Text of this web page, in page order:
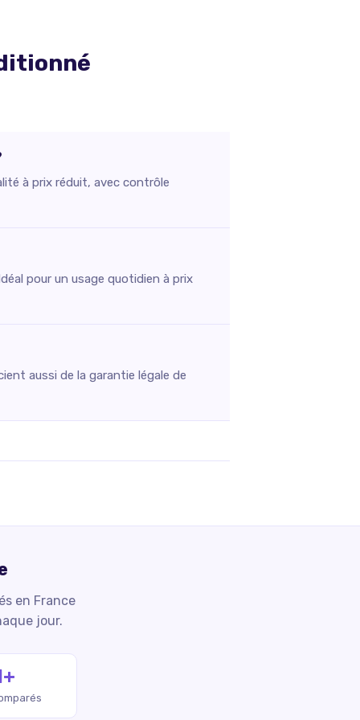
à prix réduit, avec contrôle
pour un usage quotidien à prix
aussi de la garantie légale de
en France
jour.